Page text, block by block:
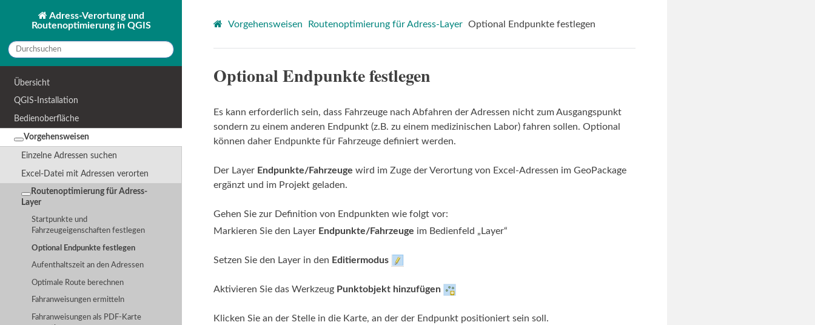
Adress-Verortung und
Routenoptimierung in QGIS
Übersicht
QGIS-Installation
Bedienoberfläche
Vorgehensweisen
Einzelne Adressen suchen
Excel-Datei mit Adressen verorten
Routenoptimierung für Adress-
Layer
Startpunkte und
Fahrzeugeigenschaften festlegen
Optional Endpunkte festlegen
Aufenthaltszeit an den Adressen
Optimale Route berechnen
Fahranweisungen ermitteln
Fahranweisungen als PDF-Karte
Vorgehensweisen Routenoptimierung für Adress-Layer Optional Endpunkte festlegen
Optional Endpunkte festlegen
Es kann erforderlich sein, dass Fahrzeuge nach Abfahren der Adressen nicht zum Ausgangspunkt
sondern zu einem anderen Endpunkt (z.B. zu einem medizinischen Labor) fahren sollen. Optional
können daher Endpunkte für Fahrzeuge definiert werden.
Der Layer Endpunkte/Fahrzeuge wird im Zuge der Verortung von Excel-Adressen im GeoPackage
ergänzt und im Projekt geladen.
Gehen Sie zur Definition von Endpunkten wie folgt vor:
Markieren Sie den Layer Endpunkte/Fahrzeuge im Bedienfeld „Layer“
Setzen Sie den Layer in den Editiermodus
Aktivieren Sie das Werkzeug Punktobjekt hinzufügen
Klicken Sie an der Stelle in die Karte, an der der Endpunkt positioniert sein soll.